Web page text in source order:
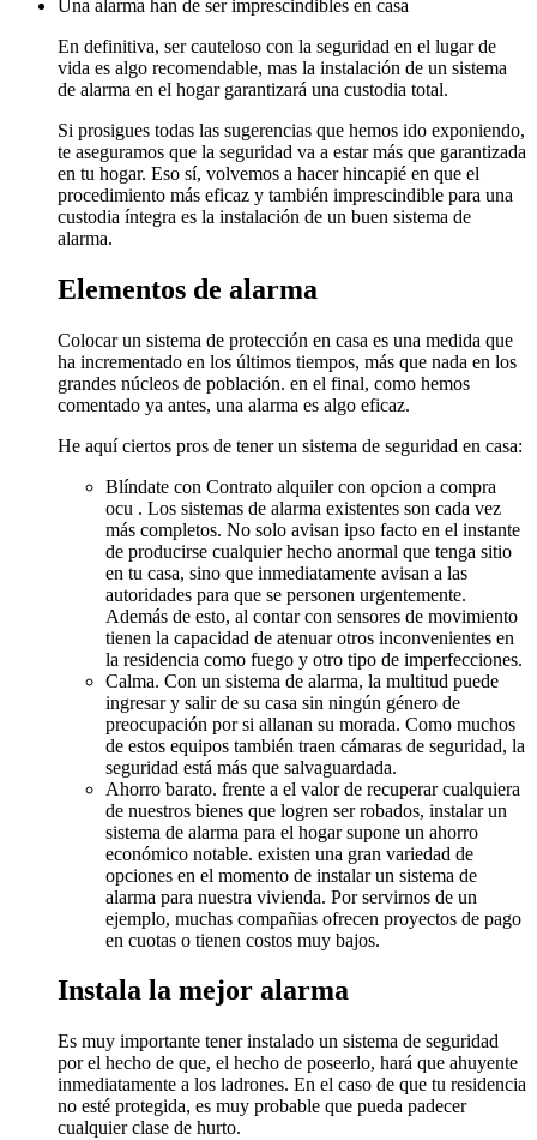
Una alarma han de ser imprescindibles en casa
En definitiva, ser cauteloso con la seguridad en el lugar de
vida es algo recomendable, mas la instalación de un sistema
de alarma en el hogar garantizará una custodia total.
Si prosigues todas las sugerencias que hemos ido exponiendo,
te aseguramos que la seguridad va a estar más que garantizada
en tu hogar. Eso sí, volvemos a hacer hincapié en que el
procedimiento más eficaz y también imprescindible para una
custodia íntegra es la instalación de un buen sistema de
alarma.
Elementos de alarma
Colocar un sistema de protección en casa es una medida que
ha incrementado en los últimos tiempos, más que nada en los
grandes núcleos de población. en el final, como hemos
comentado ya antes, una alarma es algo eficaz.
He aquí ciertos pros de tener un sistema de seguridad en casa:
Blíndate con Contrato alquiler con opcion a compra
ocu . Los sistemas de alarma existentes son cada vez
más completos. No solo avisan ipso facto en el instante
de producirse cualquier hecho anormal que tenga sitio
en tu casa, sino que inmediatamente avisan a las
autoridades para que se personen urgentemente.
Además de esto, al contar con sensores de movimiento
tienen la capacidad de atenuar otros inconvenientes en
la residencia como fuego y otro tipo de imperfecciones.
Calma. Con un sistema de alarma, la multitud puede
ingresar y salir de su casa sin ningún género de
preocupación por si allanan su morada. Como muchos
de estos equipos también traen cámaras de seguridad, la
seguridad está más que salvaguardada.
Ahorro barato. frente a el valor de recuperar cualquiera
de nuestros bienes que logren ser robados, instalar un
sistema de alarma para el hogar supone un ahorro
económico notable. existen una gran variedad de
opciones en el momento de instalar un sistema de
alarma para nuestra vivienda. Por servirnos de un
ejemplo, muchas compañias ofrecen proyectos de pago
en cuotas o tienen costos muy bajos.
Instala la mejor alarma
Es muy importante tener instalado un sistema de seguridad
por el hecho de que, el hecho de poseerlo, hará que ahuyente
inmediatamente a los ladrones. En el caso de que tu residencia
no esté protegida, es muy probable que pueda padecer
cualquier clase de hurto.